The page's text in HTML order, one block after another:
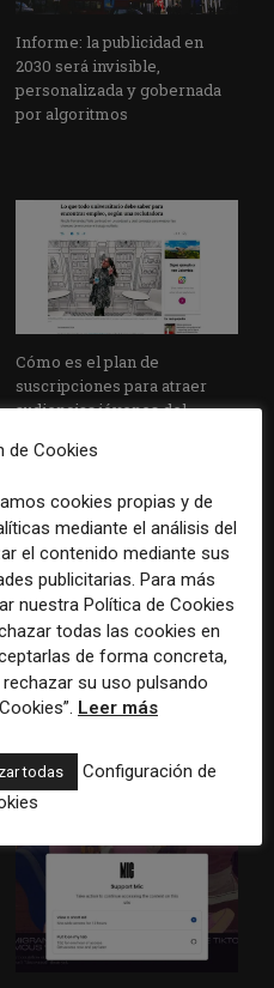
Informe: la publicidad en
2030 será invisible,
personalizada y gobernada
por algoritmos
Cómo es el plan de
suscripciones para atraer
audiencias jóvenes del
Gaceta
Las estrategias de los
medios iberoamericanos
latina en las pasadas
elecciones de EE. UU.
de Cookies
cookies propias y de
mediante el análisis del
el contenido mediante sus
publicitarias. Para más
nuestra Política de Cookies
todas las cookies en
de forma concreta,
su uso pulsando
Leer más
todas
Configuración de